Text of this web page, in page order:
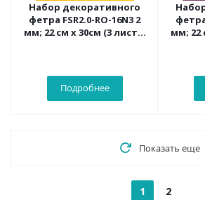
Набор декоративного
фетра FSR2.0-RO-16N3 2
мм; 22 см х 30см (3 листа,
Подробнее
фетра
мм; 22
Показать еще
1 2